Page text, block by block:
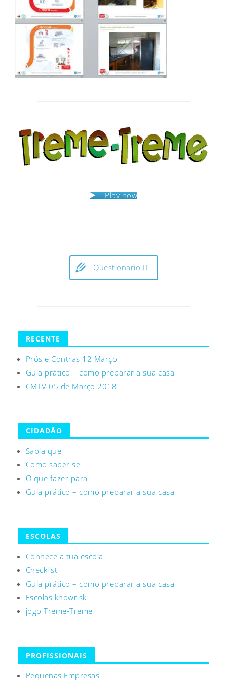
Play now
Questionario IT
RECENTE
Prós e Contras 12 Março
Guia prático – como preparar a sua casa
CMTV 05 de Março 2018
CIDADÃO
Sabia que
Como saber se
O que fazer para
Guia prático – como preparar a sua casa
ESCOLAS
Conhece a tua escola
Checklist
Guia prático – como preparar a sua casa
Escolas knowrisk
jogo Treme-Treme
PROFISSIONAIS
Pequenas Empresas